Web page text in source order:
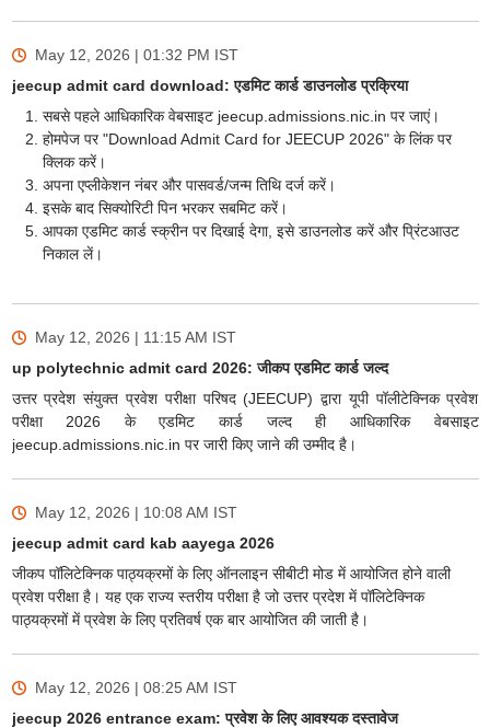
May 12, 2026 | 01:32 PM IST
jeecup admit card download: एडमिट कार्ड डाउनलोड प्रक्रिया
सबसे पहले आधिकारिक वेबसाइट jeecup.admissions.nic.in पर जाएं।
होमपेज पर "Download Admit Card for JEECUP 2026" के लिंक पर
क्लिक करें।
अपना एप्लीकेशन नंबर और पासवर्ड/जन्म तिथि दर्ज करें।
इसके बाद सिक्योरिटी पिन भरकर सबमिट करें।
आपका एडमिट कार्ड स्क्रीन पर दिखाई देगा, इसे डाउनलोड करें और प्रिंटआउट
निकाल लें।
May 12, 2026 | 11:15 AM IST
up polytechnic admit card 2026: जीकप एडमिट कार्ड जल्द
उत्तर प्रदेश संयुक्त प्रवेश परीक्षा परिषद (JEECUP) द्वारा यूपी पॉलीटेक्निक प्रवेश
परीक्षा 2026 के एडमिट कार्ड जल्द ही आधिकारिक वेबसाइट
jeecup.admissions.nic.in पर जारी किए जाने की उम्मीद है।
May 12, 2026 | 10:08 AM IST
jeecup admit card kab aayega 2026
जीकप पॉलिटेक्निक पाठ्यक्रमों के लिए ऑनलाइन सीबीटी मोड में आयोजित होने वाली
प्रवेश परीक्षा है। यह एक राज्य स्तरीय परीक्षा है जो उत्तर प्रदेश में पॉलिटेक्निक
पाठ्यक्रमों में प्रवेश के लिए प्रतिवर्ष एक बार आयोजित की जाती है।
May 12, 2026 | 08:25 AM IST
jeecup 2026 entrance exam: प्रवेश के लिए आवश्यक दस्तावेज